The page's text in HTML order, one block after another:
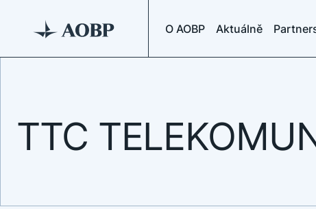
O AOBP Aktuálně
TTC